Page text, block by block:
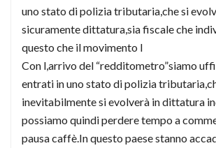
uno stato di polizia tributaria,che si
sicuramente dittatura,sia fiscale che
questo che il movimento l
Con l,arrivo del “redditometro”siamo
entrati in uno stato di polizia
inevitabilmente si evolverà in dittatura
possiamo quindi perdere tempo a
pausa caffè.In questo paese stanno